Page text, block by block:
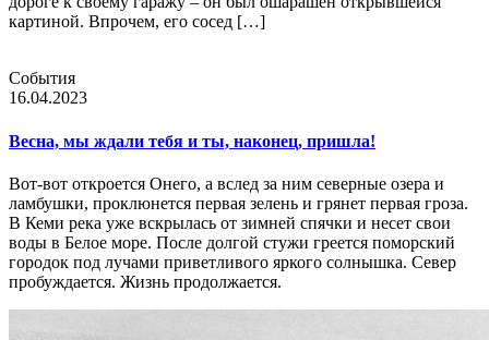
картиной. Впрочем, его сосед […]
События
16.04.2023
Весна, мы ждали тебя и ты, наконец, пришла!
Вот-вот откроется Онего, а вслед за ним северные озера и
ламбушки, проклюнется первая зелень и грянет первая гроза.
В Кеми река уже вскрылась от зимней спячки и несет свои
воды в Белое море. После долгой стужи греется поморский
городок под лучами приветливого яркого солнышка. Север
пробуждается. Жизнь продолжается.